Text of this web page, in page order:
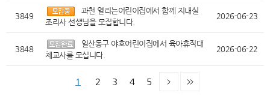
3849
과천 열리는어린이집에서 함께 지내실
조리사 선생님을 모집합니다.
2026-06-23
3848
일산동구 야호어린이집에서 육아휴직대
체교사를 모십니다.
2026-06-22
1 2 3 4 5